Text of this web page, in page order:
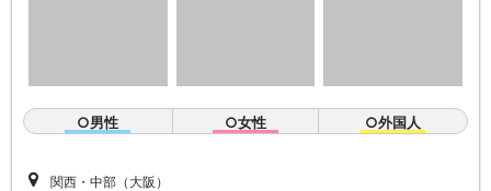
○男性 ○女性 ○外国人
関西・中部（大阪）